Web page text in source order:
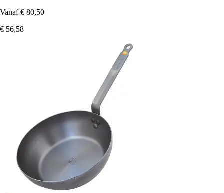
Vanaf € 80,50
€ 56,58